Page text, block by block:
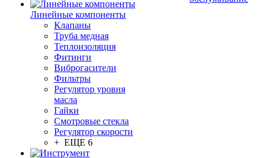
Линейные компоненты
Клапаны
Труба медная
Теплоизоляция
Фитинги
Виброгасители
Фильтры
Регулятор уровня
масла
Гайки
Смотровые стекла
Регулятор скорости
+ ЕЩЕ 6